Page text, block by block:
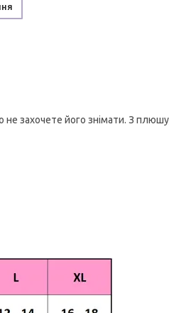
не захочете його знімати. З